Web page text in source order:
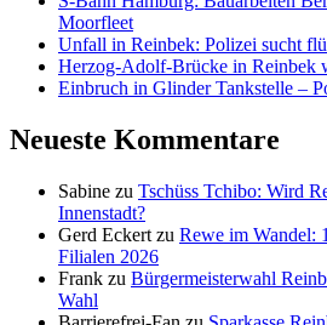
Moorfleet
Unfall in Reinbek: Polizei sucht
Herzog-Adolf-Brücke in Reinbek
Einbruch in Glinder Tankstelle –
Neueste Kommentare
Sabine zu Tschüss Tchibo: Wird
Innenstadt?
Gerd Eckert zu Rewe im Wandel:
Filialen 2026
Frank zu Bürgermeisterwahl
Wahl